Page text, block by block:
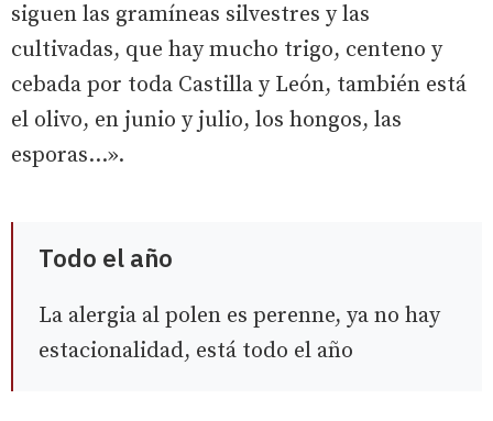
siguen las gramíneas silvestres y las
cultivadas, que hay mucho trigo, centeno y
cebada por toda Castilla y León, también está
el olivo, en junio y julio, los hongos, las
esporas...».
Todo el año
La alergia al polen es perenne, ya no hay
estacionalidad, está todo el año